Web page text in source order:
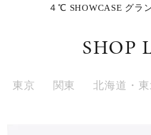
４℃ SHOWCASE グラ
SHOP
東京 関東 北海道・